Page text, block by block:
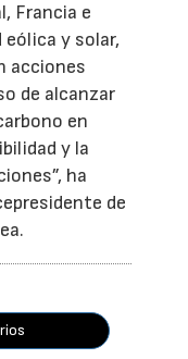
Francia e
eólica y solar,
acciones
de alcanzar
en
y la
ha
de